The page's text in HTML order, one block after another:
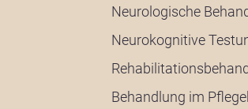
Neurologische
Neurokognitive
Behandlung im